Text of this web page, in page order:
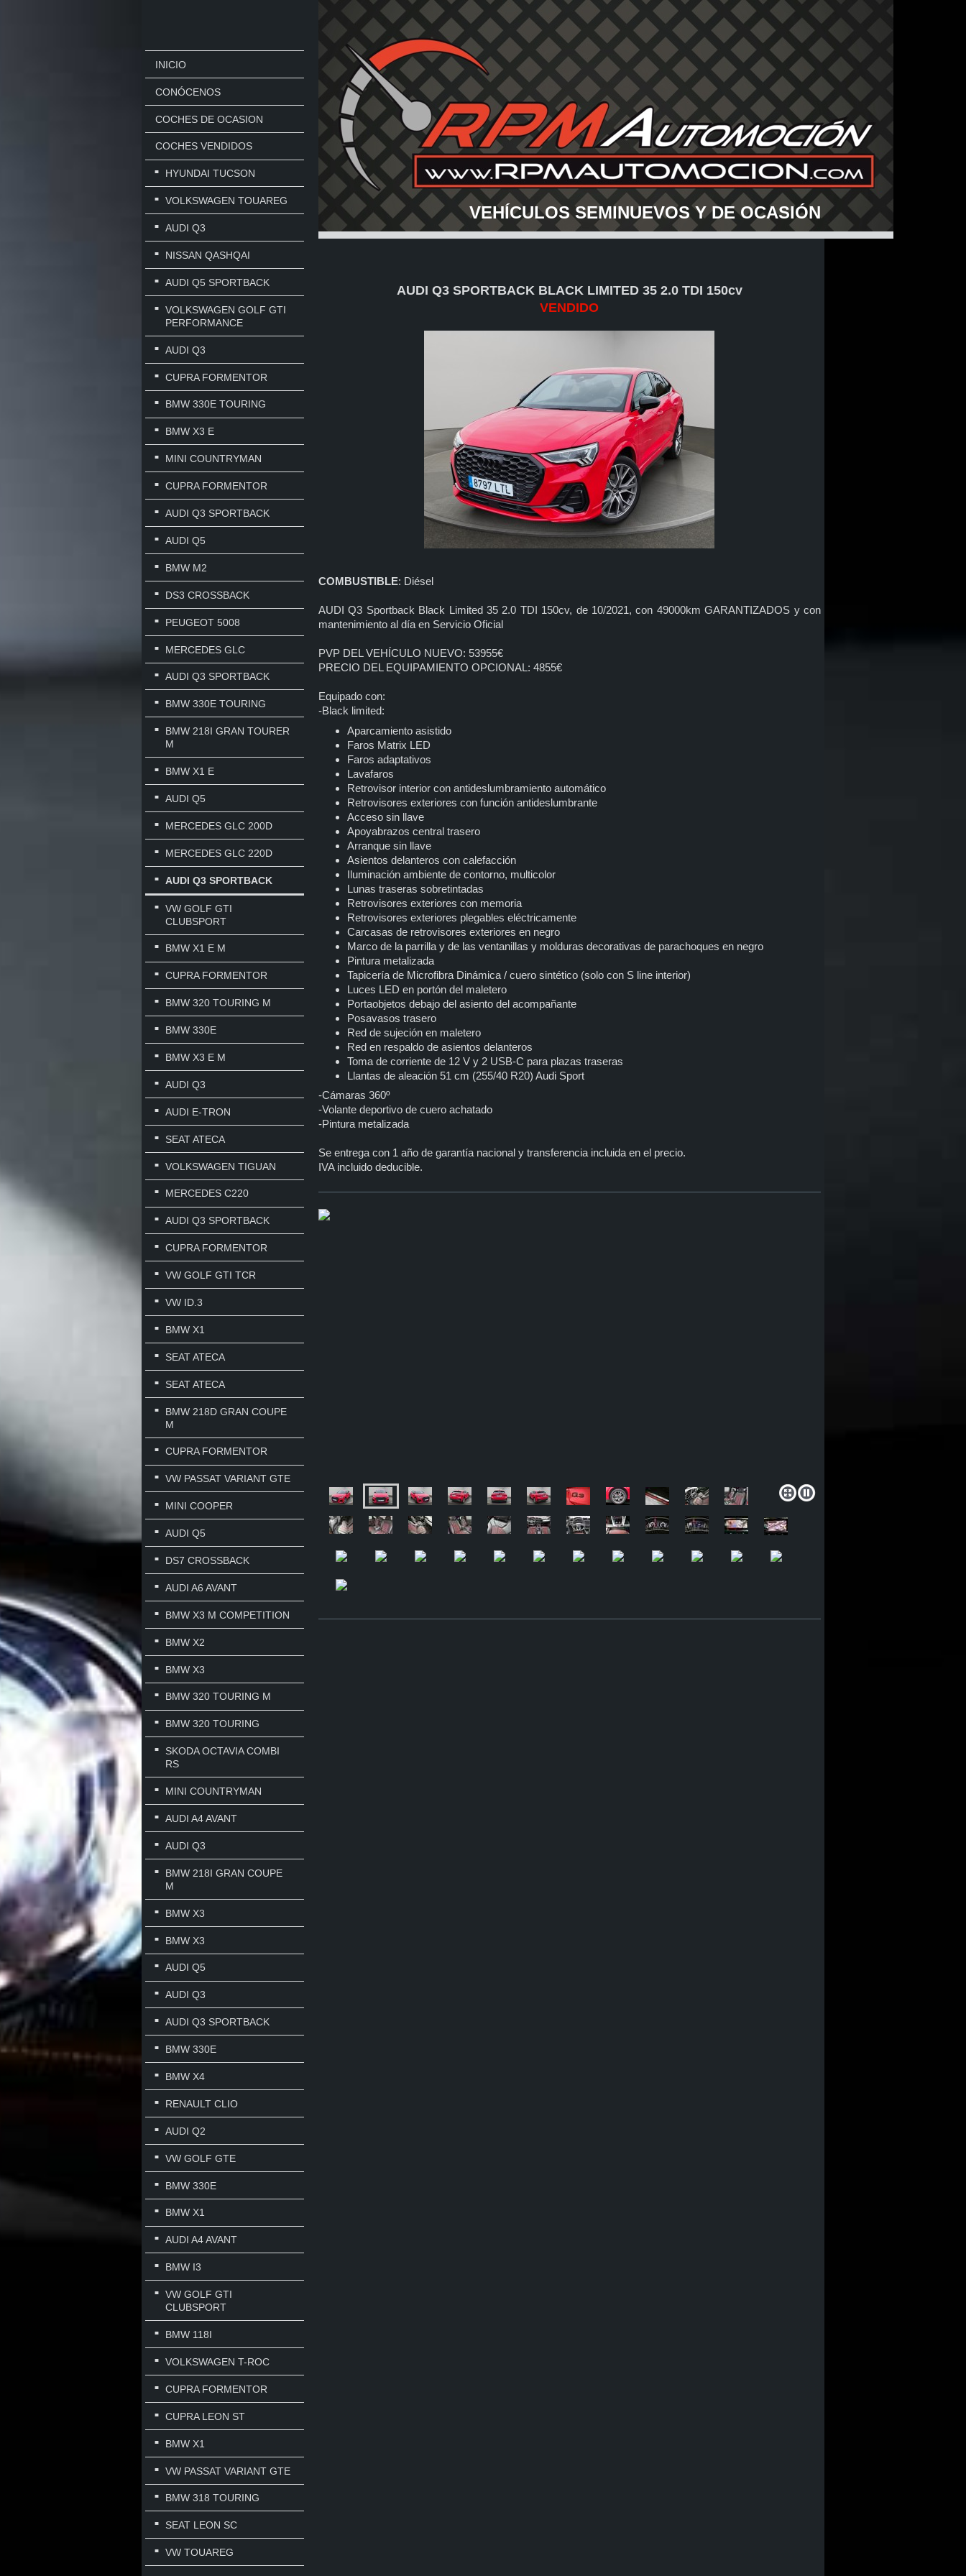
INICIO
CONÓCENOS
COCHES DE OCASION
COCHES VENDIDOS
HYUNDAI TUCSON
VOLKSWAGEN TOUAREG
AUDI Q3
NISSAN QASHQAI
AUDI Q5 SPORTBACK
VOLKSWAGEN GOLF GTI
PERFORMANCE
AUDI Q3
CUPRA FORMENTOR
BMW 330E TOURING
BMW X3 E
MINI COUNTRYMAN
CUPRA FORMENTOR
AUDI Q3 SPORTBACK
AUDI Q5
BMW M2
DS3 CROSSBACK
PEUGEOT 5008
MERCEDES GLC
AUDI Q3 SPORTBACK
BMW 330E TOURING
BMW 218I GRAN TOURER
M
BMW X1 E
AUDI Q5
MERCEDES GLC 200D
MERCEDES GLC 220D
AUDI Q3 SPORTBACK
VW GOLF GTI
CLUBSPORT
BMW X1 E M
CUPRA FORMENTOR
BMW 320 TOURING M
BMW 330E
BMW X3 E M
AUDI Q3
AUDI E-TRON
SEAT ATECA
VOLKSWAGEN TIGUAN
MERCEDES C220
AUDI Q3 SPORTBACK
CUPRA FORMENTOR
VW GOLF GTI TCR
VW ID.3
BMW X1
SEAT ATECA
SEAT ATECA
BMW 218D GRAN COUPE
M
CUPRA FORMENTOR
VW PASSAT VARIANT GTE
MINI COOPER
AUDI Q5
DS7 CROSSBACK
AUDI A6 AVANT
BMW X3 M COMPETITION
BMW X2
BMW X3
BMW 320 TOURING M
BMW 320 TOURING
SKODA OCTAVIA COMBI
RS
MINI COUNTRYMAN
AUDI A4 AVANT
AUDI Q3
BMW 218I GRAN COUPE
M
BMW X3
BMW X3
AUDI Q5
AUDI Q3
AUDI Q3 SPORTBACK
BMW 330E
BMW X4
RENAULT CLIO
AUDI Q2
VW GOLF GTE
BMW 330E
BMW X1
AUDI A4 AVANT
BMW I3
VW GOLF GTI
CLUBSPORT
BMW 118I
VOLKSWAGEN T-ROC
CUPRA FORMENTOR
CUPRA LEON ST
BMW X1
VW PASSAT VARIANT GTE
BMW 318 TOURING
SEAT LEON SC
VW TOUAREG
VEHÍCULOS SEMINUEVOS Y DE OCASIÓN
AUDI Q3 SPORTBACK BLACK LIMITED 35 2.0 TDI 150cv
VENDIDO
COMBUSTIBLE: Diésel
AUDI Q3 Sportback Black Limited 35 2.0 TDI 150cv, de 10/2021, con 49000km GARANTIZADOS y con
mantenimiento al día en Servicio Oficial
PVP DEL VEHÍCULO NUEVO: 53955€
PRECIO DEL EQUIPAMIENTO OPCIONAL: 4855€
Equipado con:
-Black limited:
Aparcamiento asistido
Faros Matrix LED
Faros adaptativos
Lavafaros
Retrovisor interior con antideslumbramiento automático
Retrovisores exteriores con función antideslumbrante
Acceso sin llave
Apoyabrazos central trasero
Arranque sin llave
Asientos delanteros con calefacción
Iluminación ambiente de contorno, multicolor
Lunas traseras sobretintadas
Retrovisores exteriores con memoria
Retrovisores exteriores plegables eléctricamente
Carcasas de retrovisores exteriores en negro
Marco de la parrilla y de las ventanillas y molduras decorativas de parachoques en negro
Pintura metalizada
Tapicería de Microfibra Dinámica / cuero sintético (solo con S line interior)
Luces LED en portón del maletero
Portaobjetos debajo del asiento del acompañante
Posavasos trasero
Red de sujeción en maletero
Red en respaldo de asientos delanteros
Toma de corriente de 12 V y 2 USB-C para plazas traseras
Llantas de aleación 51 cm (255/40 R20) Audi Sport
-Cámaras 360º
-Volante deportivo de cuero achatado
-Pintura metalizada
Se entrega con 1 año de garantía nacional y transferencia incluida en el precio.
IVA incluido deducible.